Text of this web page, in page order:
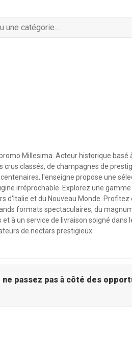
Millesima. Acteur historique basé
classés, de champagnes de
l'enseigne propose une
irréprochable. Explorez une gamme
d'Italie et du Nouveau Monde.
formats spectaculaires, du
à un service de livraison soigné dans
de nectars prestigieux.
Millesima - Explorez l'univers